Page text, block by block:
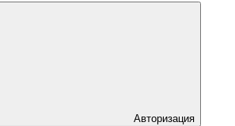
Авторизация